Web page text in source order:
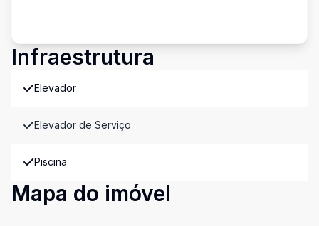
Infraestrutura
Elevador
Elevador de Serviço
Piscina
Mapa do imóvel